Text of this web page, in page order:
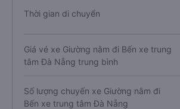
Thời gian di chuyển
Giá vé xe Giường nằm đi Bến xe trung
tâm Đà Nẵng trung bình
Số lượng chuyến xe Giường nằm đi
Bến xe trung tâm Đà Nẵng